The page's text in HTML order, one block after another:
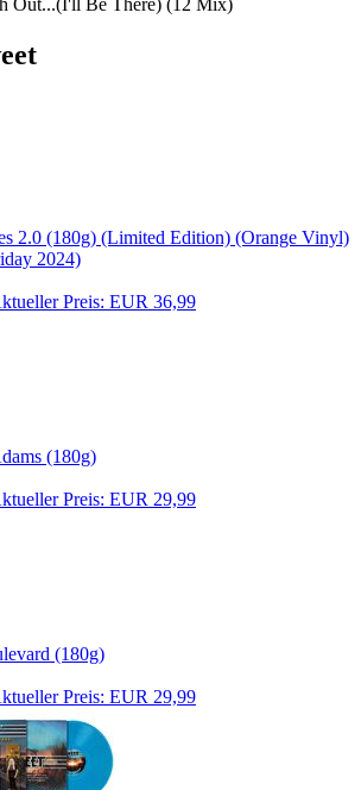
2.0 (180g) (Limited Edition) (Orange Vinyl)
2024)
Preis: EUR 36,99
(180g)
Preis: EUR 29,99
(180g)
Preis: EUR 29,99